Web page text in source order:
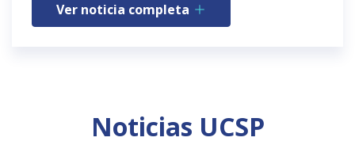
Ver noticia completa
Noticias UCSP